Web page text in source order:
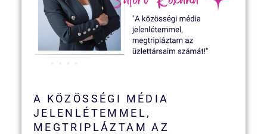
A KÖZÖSSÉGI MÉDIA
JELENLÉTEMMEL,
MEGTRIPLÁZTAM AZ